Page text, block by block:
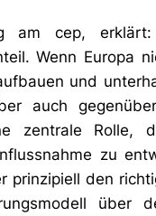
am cep,
Wenn Europa
und
auch
zentrale Rolle,
zu
prinzipiell den
über